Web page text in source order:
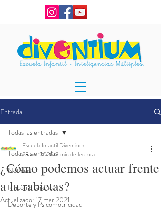
Entrada
Todas las entradas
Noticias
Rincón Literario
Deporte y Psicomotricidad
Todas las entradas
¿Cómo podemos actuar frente
a la rabietas?
Escuela Infantil Diventium
28 oct 20203 min de lectura
Actualizado: 17 mar 2021